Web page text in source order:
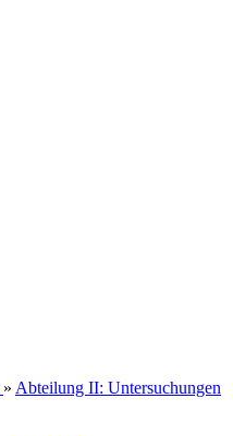
» Abteilung II: Untersuchungen